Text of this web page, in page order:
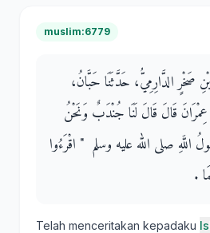
muslim:6779
صَخْرٍ الدَّارِمِيُّ، حَدَّثَنَا حَبَّانُ،
عِمْرَانَ قَالَ قَالَ لَنَا جُنْدَبٌ وَنَحْنُ
اللَّهِ صلى الله عليه وسلم ‏ "‏ اقْرَءُوا
‏.‏
Telah menceritakan kepadaku